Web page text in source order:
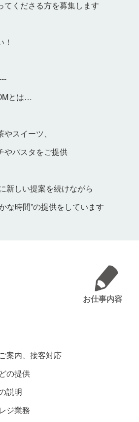
てくださる方を募集します
とは…
スイーツ、
やパスタをご提供
新しい提案を続けながら
な時間”の提供をしています
お仕事内容
案内、接客対応
の提供
説明
ジ業務